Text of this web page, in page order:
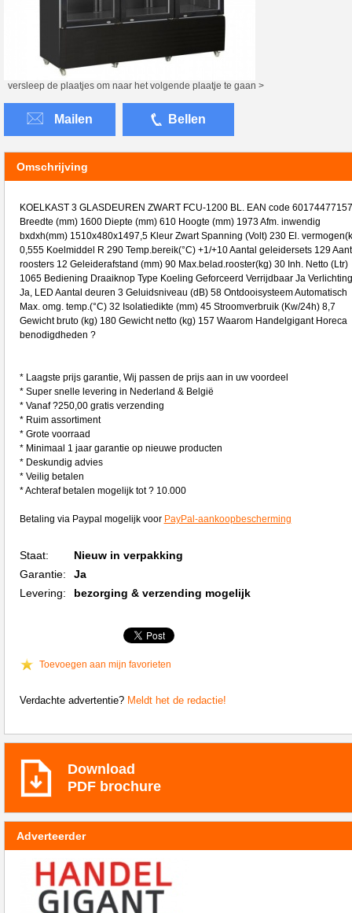
versleep de plaatjes om naar het volgende plaatje te gaan >
Mailen Bellen
Omschrijving
KOELKAST 3 GLASDEUREN ZWART FCU-1200 BL. EAN code
Breedte (mm) 1600 Diepte (mm) 610 Hoogte (mm) 1973 Afm. inwendig
bxdxh(mm) 1510x480x1497,5 Kleur Zwart Spanning (Volt) 230 El.
0,555 Koelmiddel R 290 Temp.bereik(°C) +1/+10 Aantal geleidersets 129
roosters 12 Geleiderafstand (mm) 90 Max.belad.rooster(kg) 30 Inh. Netto (Ltr)
1065 Bediening Draaiknop Type Koeling Geforceerd Verrijdbaar Ja Verlichting
Ja, LED Aantal deuren 3 Geluidsniveau (dB) 58 Ontdooisysteem Automatisch
Max. omg. temp.(°C) 32 Isolatiedikte (mm) 45 Stroomverbruik (Kw/24h) 8,7
Gewicht bruto (kg) 180 Gewicht netto (kg) 157 Waarom Handelgigant Horeca
benodigdheden ?
* Laagste prijs garantie, Wij passen de prijs aan in uw voordeel
* Super snelle levering in Nederland & België
* Vanaf ?250,00 gratis verzending
* Ruim assortiment
* Grote voorraad
* Minimaal 1 jaar garantie op nieuwe producten
* Deskundig advies
* Veilig betalen
* Achteraf betalen mogelijk tot ? 10.000
Betaling via Paypal mogelijk voor PayPal-aankoopbescherming
Staat:
Nieuw in verpakking
Garantie:
Ja
Levering:
bezorging & verzending mogelijk
Toevoegen aan mijn favorieten
Verdachte advertentie? Meldt het de redactie!
Download
PDF brochure
Adverteerder